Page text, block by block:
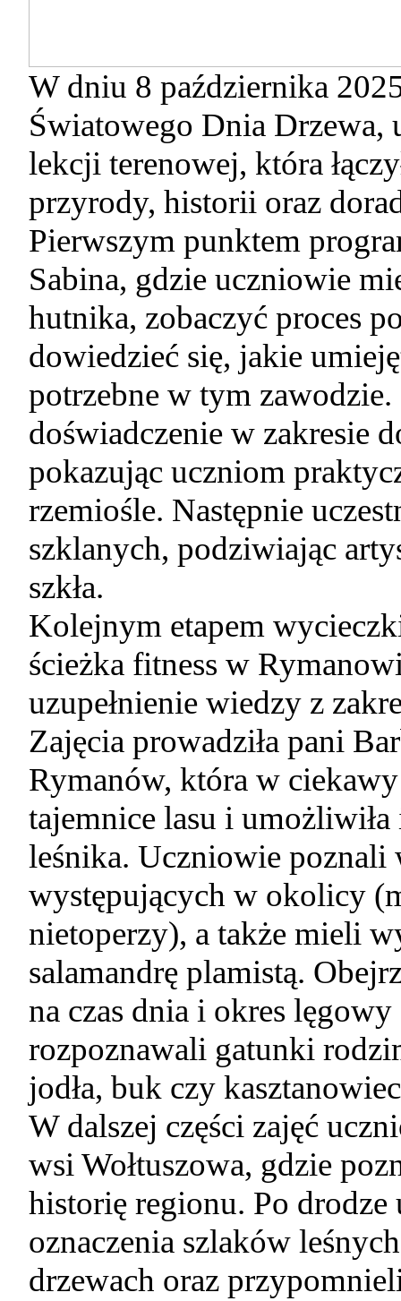
W dniu 8 października
Światowego Dnia Drzewa,
lekcji terenowej, która
przyrody, historii oraz
Pierwszym punktem
Sabina, gdzie uczniowie
hutnika, zobaczyć proces
dowiedzieć się, jakie
potrzebne w tym zawodzie.
doświadczenie w zakresie
pokazując uczniom
rzemiośle. Następnie
szklanych, podziwiając
szkła.
Kolejnym etapem
ścieżka fitness w
uzupełnienie wiedzy z
Zajęcia prowadziła pani
Rymanów, która w
tajemnice lasu i
leśnika. Uczniowie poznali
występujących w okolicy
nietoperzy), a także mieli
salamandrę plamistą.
na czas dnia i okres
rozpoznawali gatunki
jodła, buk czy
W dalszej części zajęć
wsi Wołtuszowa, gdzie
historię regionu. Po
oznaczenia szlaków
drzewach oraz